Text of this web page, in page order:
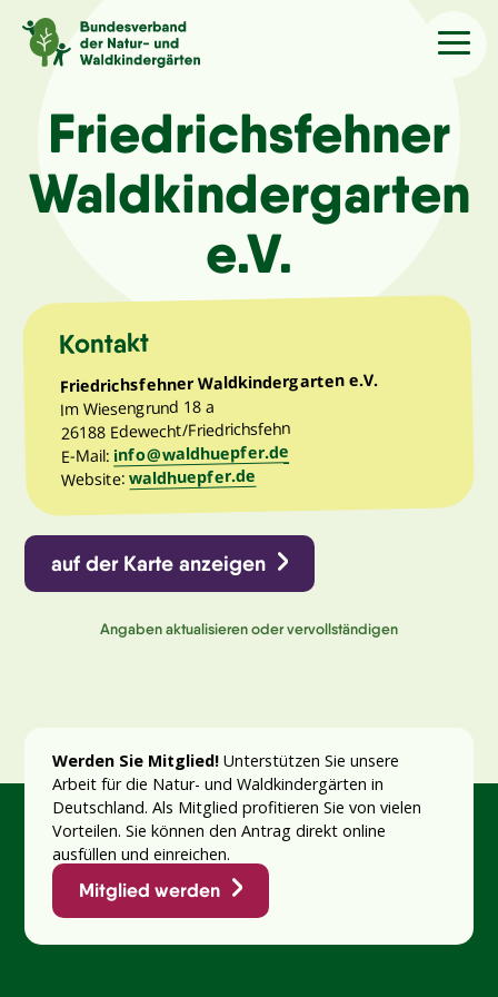
Sprache/Language
Aktuelles
Kindergärten
Angebote
Kontakt
Friedrichsfehner
Waldkindergarten
e.V.
Kontakt
Friedrichsfehner Waldkindergarten e.V.
Im Wiesengrund 18 a
26188 Edewecht/Friedrichsfehn
E-Mail: info@waldhuepfer.de
Website:waldhuepfer.de
auf der Karte anzeigen
Angaben aktualisieren oder vervollständigen
Werden Sie Mitglied!Unterstützen Sie unsere
Arbeit für die Natur- und Waldkindergärten in
Deutschland. Als Mitglied profitieren Sie von vielen
Vorteilen. Sie können den Antrag direkt online
ausfüllen und einreichen.
Mitglied werden